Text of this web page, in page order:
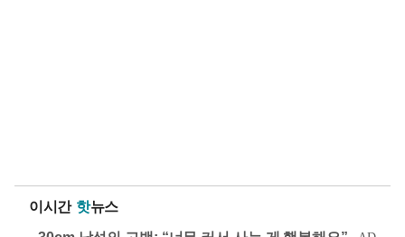
이시간 핫뉴스